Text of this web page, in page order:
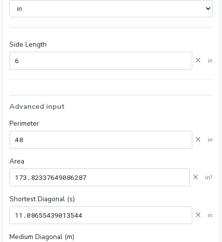
Side Length
× in
Advanced input
Perimeter
× in
Area
× in²
Shortest Diagonal (s)
× in
Medium Diagonal (m)